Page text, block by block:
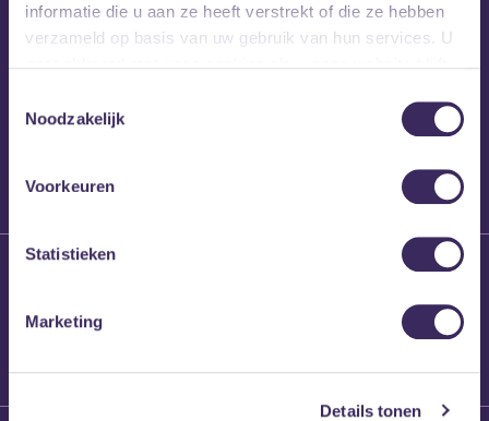
informatie die u aan ze heeft verstrekt of die ze hebben
verzameld op basis van uw gebruik van hun services. U
Noodzakelijk
Voorkeuren
Statistieken
Marketing
Details tonen
26 maart 2026
Willem’s Blog: High
Brennt Vanneste